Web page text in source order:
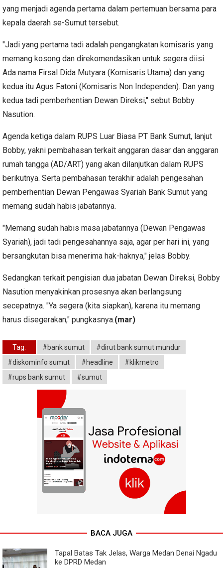
yang menjadi agenda pertama dalam pertemuan bersama para
kepala daerah se-Sumut tersebut.
"Jadi yang pertama tadi adalah pengangkatan komisaris yang
memang kosong dan direkomendasikan untuk segera diisi.
Ada nama Firsal Dida Mutyara (Komisaris Utama) dan yang
kedua itu Agus Fatoni (Komisaris Non Independen). Dan yang
kedua tadi pemberhentian Dewan Direksi," sebut Bobby
Nasution.
Agenda ketiga dalam RUPS Luar Biasa PT Bank Sumut, lanjut
Bobby, yakni pembahasan terkait anggaran dasar dan anggaran
rumah tangga (AD/ART) yang akan dilanjutkan dalam RUPS
berikutnya. Serta pembahasan terakhir adalah pengesahan
pemberhentian Dewan Pengawas Syariah Bank Sumut yang
memang sudah habis jabatannya.
"Memang sudah habis masa jabatannya (Dewan Pengawas
Syariah), jadi tadi pengesahannya saja, agar per hari ini, yang
bersangkutan bisa menerima hak-haknya," jelas Bobby.
Sedangkan terkait pengisian dua jabatan Dewan Direksi, Bobby
Nasution menyakinkan prosesnya akan berlangsung
secepatnya. "Ya segera (kita siapkan), karena itu memang
harus disegerakan," pungkasnya.(mar)
Tag: #bank sumut
#dirut bank sumut mundur
#diskominfo sumut
#headline
#klikmetro
#rups bank sumut
#sumut
BACA JUGA
Tapal Batas Tak Jelas, Warga Medan Denai Ngadu
ke DPRD Medan